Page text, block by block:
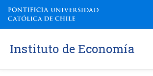
Instituto de Economía